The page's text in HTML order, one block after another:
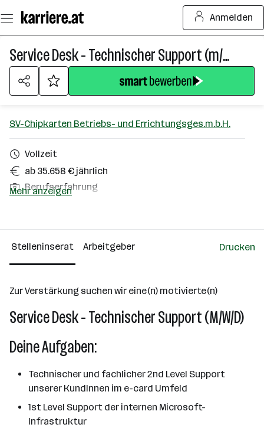
Seiteninhalt
springen
Anmelden
Service Desk - Technischer Support (m/w/d)
SV-Chipkarten Betriebs- und Errichtungsges.m.b.H.
Vollzeit
ab 35.658 € jährlich
Berufserfahrung
Wien
Mehr anzeigen
Stelleninserat Arbeitgeber Drucken
Zur Verstärkung suchen wir eine(n) motivierte(n)
Service Desk - Technischer Support (M/W/D)
Deine Aufgaben:
Technischer und fachlicher 2nd Level Support
unserer KundInnen im e-card Umfeld
1st Level Support der internen Microsoft-
Infrastruktur